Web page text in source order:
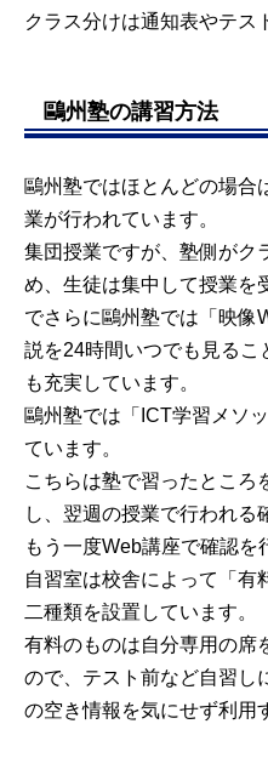
クラス分けは通知表やテス
鷗州塾の講習方法
鷗州塾ではほとんどの場合
業が行われています。
集団授業ですが、塾側がク
め、生徒は集中して授業を
でさらに鷗州塾では「映像
説を24時間いつでも見るこ
も充実しています。
鷗州塾では「ICT学習メソ
ています。
こちらは塾で習ったところ
し、翌週の授業で行われる
もう一度Web講座で確認を
自習室は校舎によって「有
二種類を設置しています。
有料のものは自分専用の席
ので、テスト前など自習し
の空き情報を気にせず利用